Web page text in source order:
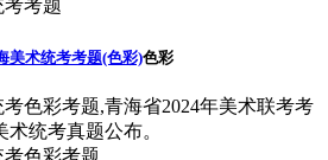
美术统考考题(色彩)色彩
考色彩考题,青海省2024年美术联考考
术统考真题公布。